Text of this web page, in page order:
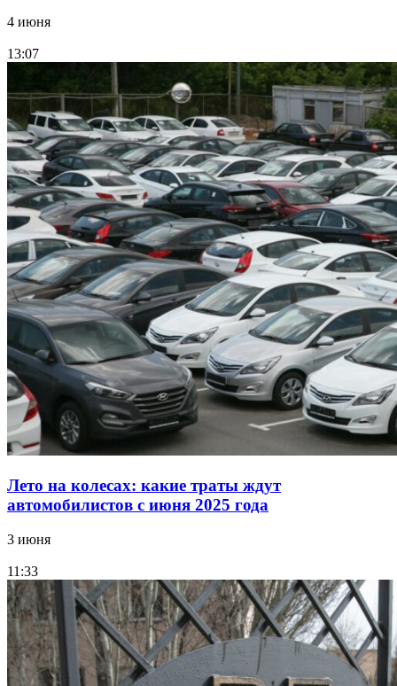
4 июня
13:07
Лето на колесах: какие траты ждут
автомобилистов с июня 2025 года
3 июня
11:33